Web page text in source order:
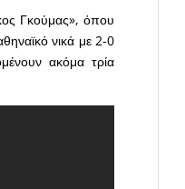
Γκούμας», όπου
νικά με 2-0
ακόμα τρία